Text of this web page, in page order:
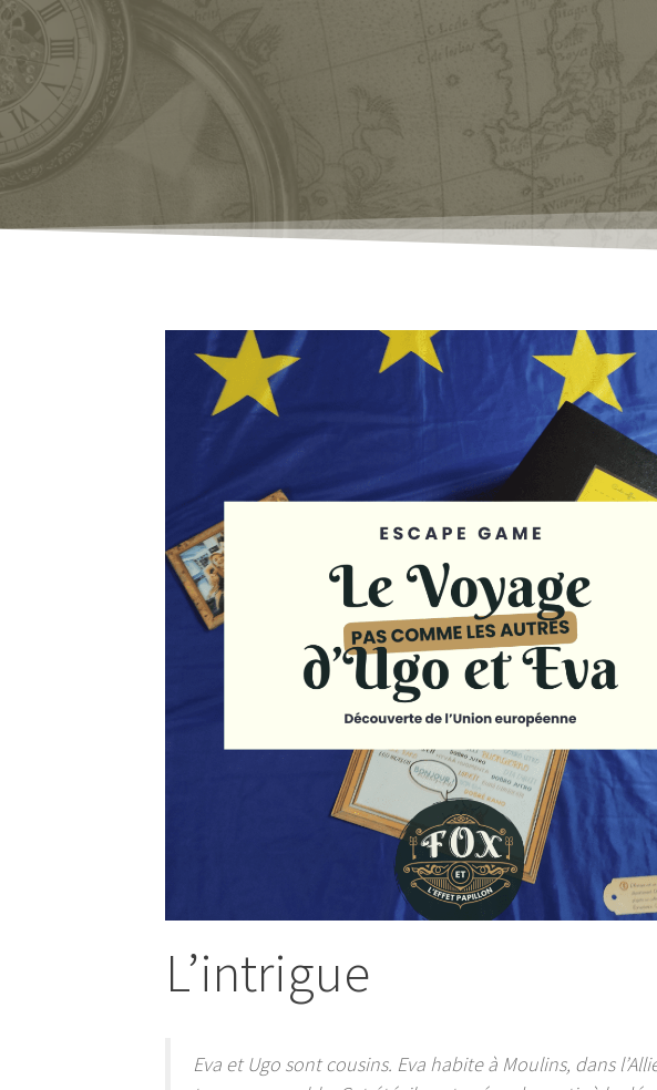
L’intrigue
Eva et Ugo sont cousins. Eva habite à Moulins, dans